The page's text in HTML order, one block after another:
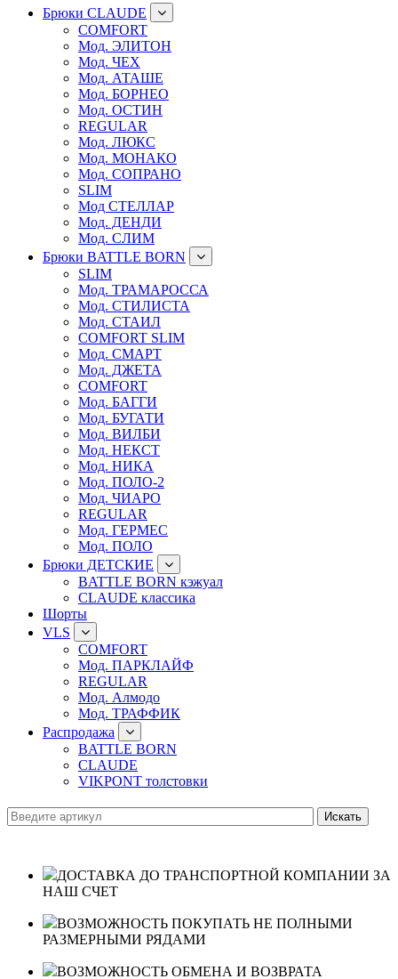
Брюки CLAUDE
COMFORT
Мод. ЭЛИТОН
Мод. ЧЕХ
Мод. АТАШЕ
Мод. БОРНЕО
Мод. ОСТИН
REGULAR
Мод. ЛЮКС
Мод. МОНАКО
Мод. СОПРАНО
SLIM
Мод СТЕЛЛАР
Мод. ДЕНДИ
Мод. СЛИМ
Брюки BATTLE BORN
SLIM
Мод. ТРАМАРОССА
Мод. СТИЛИСТА
Мод. СТАИЛ
COMFORT SLIM
Мод. СМАРТ
Мод. ДЖЕТА
COMFORT
Мод. БАГГИ
Мод. БУГАТИ
Мод. ВИЛБИ
Мод. НЕКСТ
Мод. НИКА
Мод. ПОЛО-2
Мод. ЧИАРО
REGULAR
Мод. ГЕРМЕС
Мод. ПОЛО
Брюки ДЕТСКИЕ
BATTLE BORN кэжуал
CLAUDE классика
Шорты
VLS
COMFORT
Мод. ПАРКЛАЙФ
REGULAR
Мод. Алмодо
Мод. ТРАФФИК
Распродажа
BATTLE BORN
CLAUDE
VIKPONT толстовки
ДОСТАВКА ДО ТРАНСПОРТНОЙ КОМПАНИИ ЗА
НАШ СЧЕТ
ВОЗМОЖНОСТЬ ПОКУПАТЬ НЕ ПОЛНЫМИ
РАЗМЕРНЫМИ РЯДАМИ
ВОЗМОЖНОСТЬ ОБМЕНА И ВОЗВРАТА